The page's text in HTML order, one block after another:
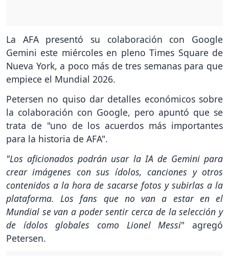
La AFA presentó su colaboración con Google
Gemini este miércoles en pleno Times Square de
Nueva York, a poco más de tres semanas para que
empiece el Mundial 2026.
Petersen no quiso dar detalles económicos sobre
la colaboración con Google, pero apuntó que se
trata de "uno de los acuerdos más importantes
para la historia de AFA".
"Los aficionados podrán usar la IA de Gemini para
crear imágenes con sus ídolos, canciones y otros
contenidos a la hora de sacarse fotos y subirlas a la
plataforma. Los fans que no van a estar en el
Mundial se van a poder sentir cerca de la selección y
de ídolos globales como Lionel Messi" agregó
Petersen.